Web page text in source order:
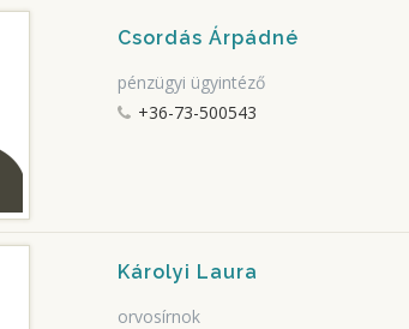
Csordás Árpádné
pénzügyi ügyintéző
+36-73-500543
Károlyi Laura
orvosírnok